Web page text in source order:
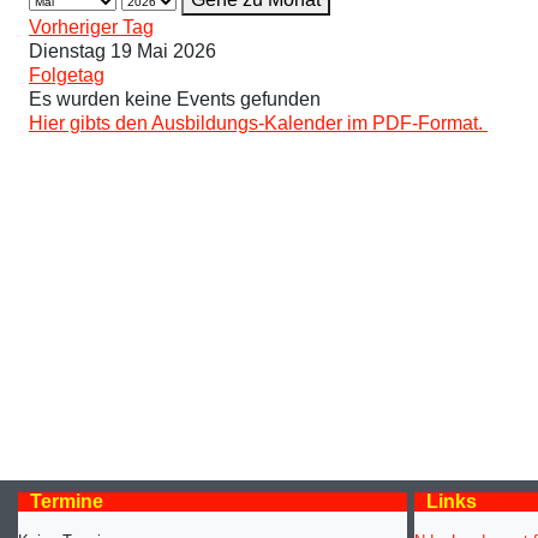
Vorheriger Tag
Dienstag 19 Mai 2026
Folgetag
Es wurden keine Events gefunden
Hier gibts den Ausbildungs-Kalender im PDF-Format.
Termine Links